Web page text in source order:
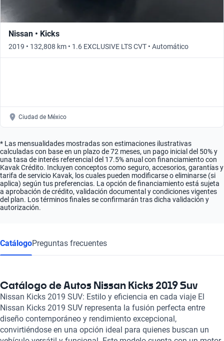
Nissan • Kicks
2019 • 132,808 km • 1.6 EXCLUSIVE LTS CVT • Automático
Ciudad de México
* Las mensualidades mostradas son estimaciones ilustrativas
calculadas con base en un plazo de 72 meses, un pago inicial del 50% y
una tasa de interés referencial del 17.5% anual con financiamiento con
Kavak Crédito. Incluyen conceptos como seguro, accesorios, garantías y
tarifa de servicio Kavak, los cuales pueden modificarse o eliminarse (si
aplica) según tus preferencias. La opción de financiamiento está sujeta
a aprobación de crédito, validación documental y condiciones vigentes
del plan. Los términos finales se confirmarán tras dicha validación y
autorización.
CatálogoPreguntas frecuentes
Catálogo de Autos Nissan Kicks 2019 Suv
Nissan Kicks 2019 SUV: Estilo y eficiencia en cada viaje El
Nissan Kicks 2019 SUV representa la fusión perfecta entre
diseño contemporáneo y rendimiento excepcional,
convirtiéndose en una opción ideal para quienes buscan un